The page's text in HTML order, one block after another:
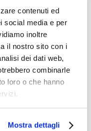
contenuti ed
social media e per
inoltre
il nostro sito con i
dei dati web,
combinarle
loro o che hanno
Mostra dettagli